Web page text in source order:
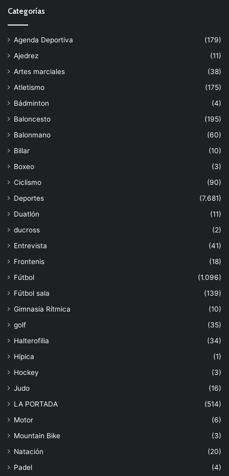
Categorías
Agenda Deportiva
(179)
Ajedrez
(11)
Artes marciales
(38)
Atletismo
(175)
Bádminton
(4)
Baloncesto
(195)
Balonmano
(60)
Billar
(10)
Boxeo
(3)
Ciclismo
(90)
Deportes
(7.681)
Duatlón
(11)
ducross
(2)
Entrevista
(41)
Frontenis
(18)
Fútbol
(1.096)
Fútbol sala
(139)
Gimnasia Rítmica
(10)
golf
(35)
Halterofilia
(34)
Hípica
(1)
Hockey
(3)
Judo
(16)
LA PORTADA
(514)
Motor
(6)
Mountain Bike
(3)
Natación
(20)
Padel
(4)